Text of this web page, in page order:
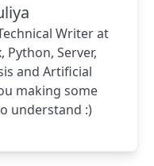
Writer at
Python, Server,
and Artificial
making some
understand :)